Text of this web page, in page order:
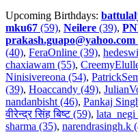
Upcoming Birthdays:
mku67 (59), Neilere (39),
prakash.guapo@yahoo.com
(40), FeraOnline (39),
chaxiawam (55),
Ninisivereona (54),
(39), Hoaccandy (49),
nandanbisht (46), Pankaj
वीरेन्द्र सिंह बिष्ट (59), lata_negi
sharma (35), narendrasingh.k